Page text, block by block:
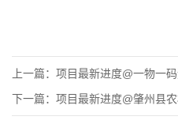
上一篇： 项目最新进度@一物一码追
下一篇： 项目最新进度@肇州县农村公路